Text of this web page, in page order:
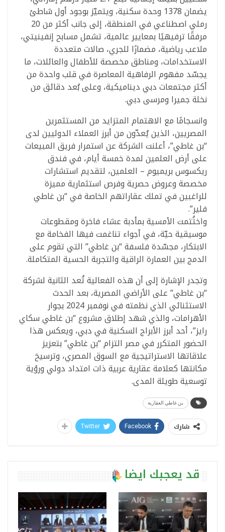
يضمان 1378 وحدة سكنية، ويتميّز بوجود أول شاطئ
رملي اصطناعي في المنطقة، إلى جانب أكثر من 20
مرفقًا ترفيهيًا بمعايير عالمية، تشمل مسابح إنفينيتي،
ملاعب رياضية، مضمارًا للجري، صالات متعددة
الاستخدامات، ومناطق مخصصة للأطفال والعائلات، ما
يجسّد مفهوم الرفاهية المعاصرة في قلب واحدة من
أكثر مجتمعات دبي ديناميكية، وعلى بُعد دقائق من
نخلة جميرا ومرسى دبي.
وانسجامًا مع الاهتمام المتزايد من المستثمرين
المصريين، الذين يُعدّون من أبرز العملاء الدوليين لدى
“بن غاطي”، أعلنت الشركة عن استمرار فريق المبيعات
على أرض العلمين لمدة خمسة أيام، في فندق
ريكسوس بريميوم – العلمين، لتقديم استشارات
مخصصة وعروض حصرية وفرص استثمارية مميزة
للراغبين في تملك عقاراتهم الخاصة في “بن غاطي
فلير”.
واختُتمت الأمسية بمأدبة عشاء فاخرة ومقطوعات
موسيقية حيّة، في أجواء تناغمت فيها الفخامة مع
الابتكار، مجسّدة فلسفة “بن غاطي” التي تقوم على
الدمج بين العمارة الراقية والتجربة الحسية المتكاملة.
وتجدر الإشارة إلى أن هذه الفعالية تُعد الثانية لشركة
“بن غاطي” على الأراضي المصرية، بعد الحدث
الاستثنائي الذي نظمته في نوفمبر 2024 بجوار
الأهرامات، والذي شهد إطلاق مشروع “بن غاطي سكاي
رايز”، أحد أبرز الأبراج السكنية في دبي، ويعكس هذا
الحضور المتكرر في مصر التزام “بن غاطي” بتعزيز
علاقاتها الاستراتيجية مع السوق المصري، وترسيخ
مكانتها كعلامة عقارية عربية ذات امتداد دولي ورؤية
توسعية طويلة المدى.
بن غاطي العقارية
شارك Facebook
Twitter
قد يعجبك ايضا